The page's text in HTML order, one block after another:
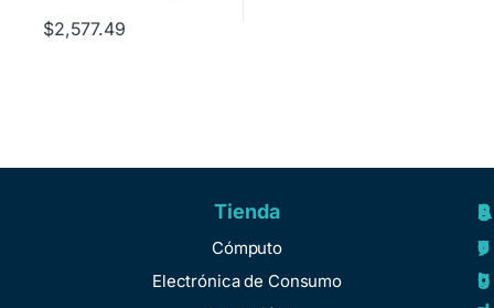
$2,577.49
Tienda
Cómputo
Electrónica de Consumo
A
y
u
S
o
b
R
e
g
S
e
r